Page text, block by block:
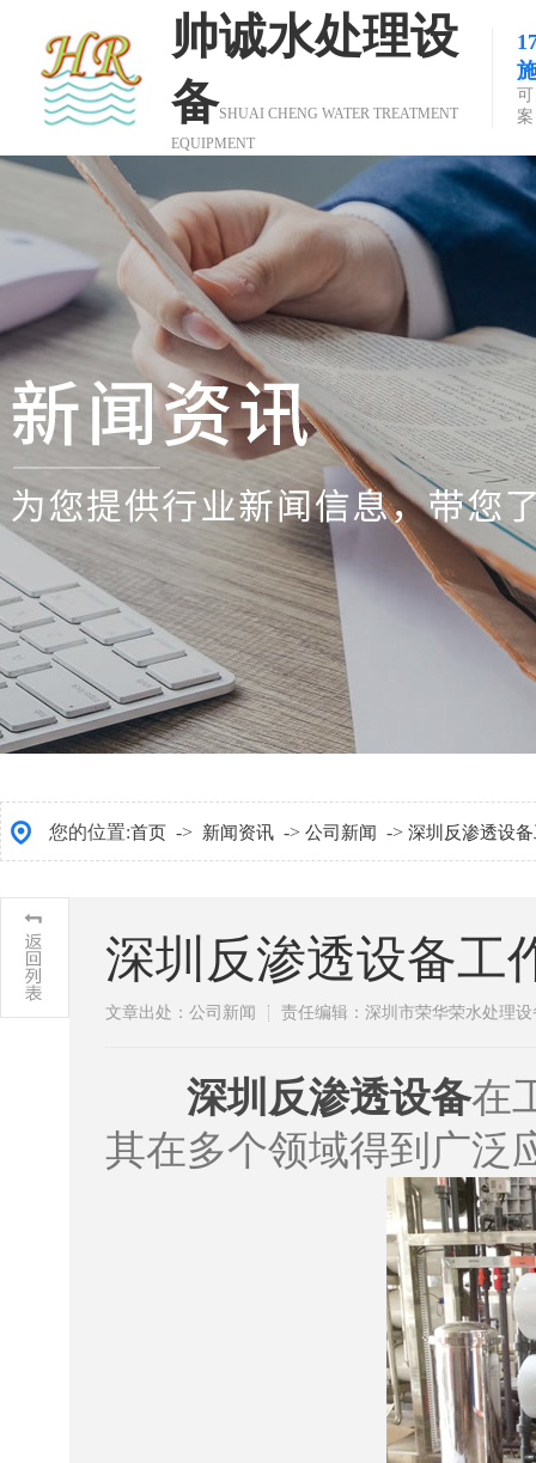
帅诚水处理设
备SHUAI CHENG WATER TREATMENT
EQUIPMENT
案
您的位置:首页 -> 新闻资讯 -> 公司新闻 -> 深圳反渗透设
深圳反渗透设备工
文章出处：公司新闻 责任编辑：深圳市荣华荣水处理
​深圳反渗透设备在
其在多个领域得到广泛